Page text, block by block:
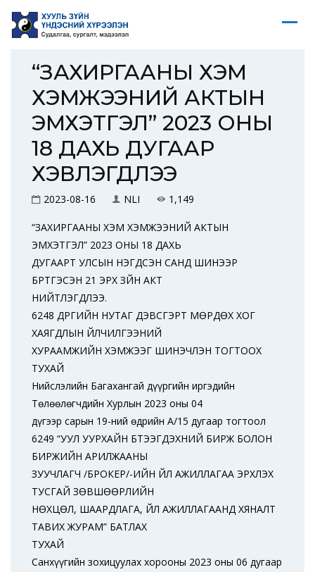
“ЗАХИРГААНЫ ХЭМ
ХЭМЖЭЭНИЙ АКТЫН
ЭМХЭТГЭЛ” 2023 ОНЫ
18 ДАХЬ ДУГААР
ХЭВЛЭГДЛЭЭ
2023-08-16 NLI 1,149
“ЗАХИРГААНЫ ХЭМ ХЭМЖЭЭНИЙ АКТЫН
ЭМХЭТГЭЛ” 2023 ОНЫ 18 ДАХЬ
ДУГААРТ УЛСЫН НЭГДСЭН САНД ШИНЭЭР
БҮРТГЭСЭН 21 ЭРХ ЗҮЙН АКТ
НИЙТЛЭГДЛЭЭ.
6248 ДҮҮРГИЙН НУТАГ ДЭВСГЭРТ МӨРДӨХ ХОГ
ХАЯГДЛЫН ҮЙЛЧИЛГЭЭНИЙ
ХУРААМЖИЙН ХЭМЖЭЭГ ШИНЭЧЛЭН ТОГТООХ
ТУХАЙ
Нийслэлийн Багахангай дүүргийн иргэдийн
Төлөөлөгчдийн Хурлын 2023 оны 04
дүгээр сарын 19-ний өдрийн А/15 дугаар тогтоол
6249 “УУЛ УУРХАЙН БҮТЭЭГДЭХҮҮНИЙ БИРЖ БОЛОН
БИРЖИЙН АРИЛЖААНЫ
ЗУУЧЛАГЧ /БРОКЕР/-ИЙН ҮЙЛ АЖИЛЛАГАА ЭРХЛЭХ
ТУСГАЙ ЗӨВШӨӨРЛИЙН
НӨХЦӨЛ, ШААРДЛАГА, ҮЙЛ АЖИЛЛАГААНД ХЯНАЛТ
ТАВИХ ЖУРАМ” БАТЛАХ
ТУХАЙ
Санхүүгийн зохицуулах хорооны 2023 оны 06 дугаар